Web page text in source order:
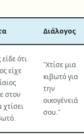
Διάλογος
ότι
είχε
στον
"Χτίσε μια
κιβωτό για
την
οικογένειά
σου."